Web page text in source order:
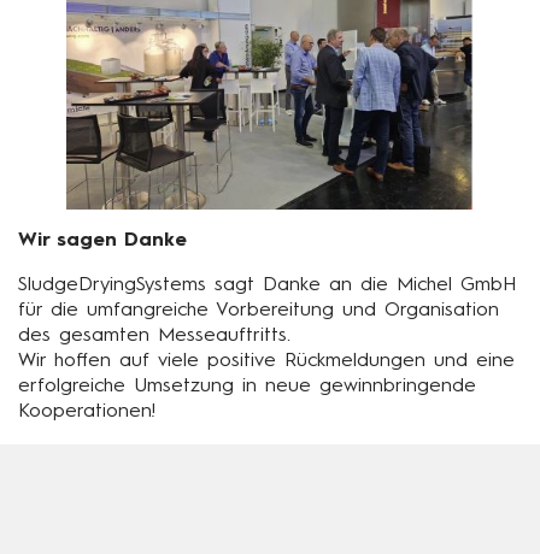
Wir sagen Danke
SludgeDryingSystems sagt Danke an die Michel GmbH
für die umfangreiche Vorbereitung und Organisation
des gesamten Messeauftritts.
Wir hoffen auf viele positive Rückmeldungen und eine
erfolgreiche Umsetzung in neue gewinnbringende
Kooperationen!